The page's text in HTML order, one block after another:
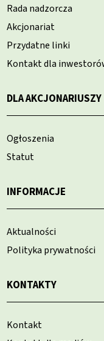
Rada nadzorcza
Akcjonariat
Przydatne linki
Kontakt dla
DLA AKCJONARIUSZY
Ogłoszenia
Statut
INFORMACJE
Aktualności
Polityka prywatności
KONTAKTY
Kontakt